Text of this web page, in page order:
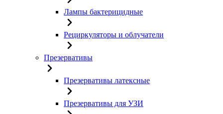
Лампы бактерицидные
Рециркуляторы и облучатели
Презервативы
Презервативы латексные
Презервативы для УЗИ